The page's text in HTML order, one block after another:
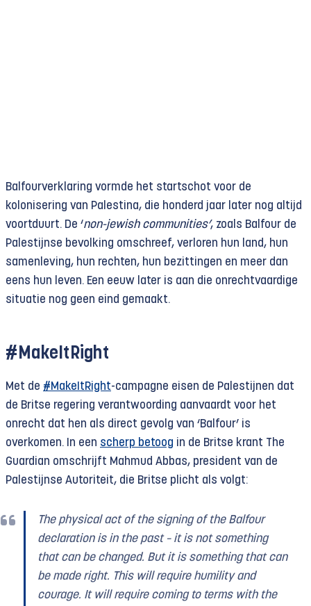
Balfourverklaring vormde het startschot voor de
kolonisering van Palestina, die honderd jaar later nog altijd
voortduurt. De ‘non-jewish communities’, zoals Balfour de
Palestijnse bevolking omschreef, verloren hun land, hun
samenleving, hun rechten, hun bezittingen en meer dan
eens hun leven. Een eeuw later is aan die onrechtvaardige
situatie nog geen eind gemaakt.
#MakeItRight
Met de #MakeItRight-campagne eisen de Palestijnen dat
de Britse regering verantwoording aanvaardt voor het
onrecht dat hen als direct gevolg van ‘Balfour’ is
overkomen. In een scherp betoog in de Britse krant The
Guardian omschrijft Mahmud Abbas, president van de
Palestijnse Autoriteit, die Britse plicht als volgt:
The physical act of the signing of the Balfour
declaration is in the past – it is not something
that can be changed. But it is something that can
be made right. This will require humility and
courage. It will require coming to terms with the